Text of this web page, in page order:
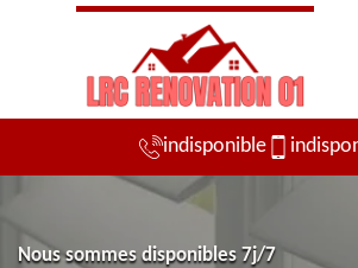
indisponible
Nous sommes disponibles 7j/7